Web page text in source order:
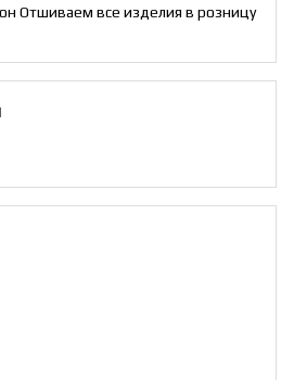
Отшиваем все изделия в розницу